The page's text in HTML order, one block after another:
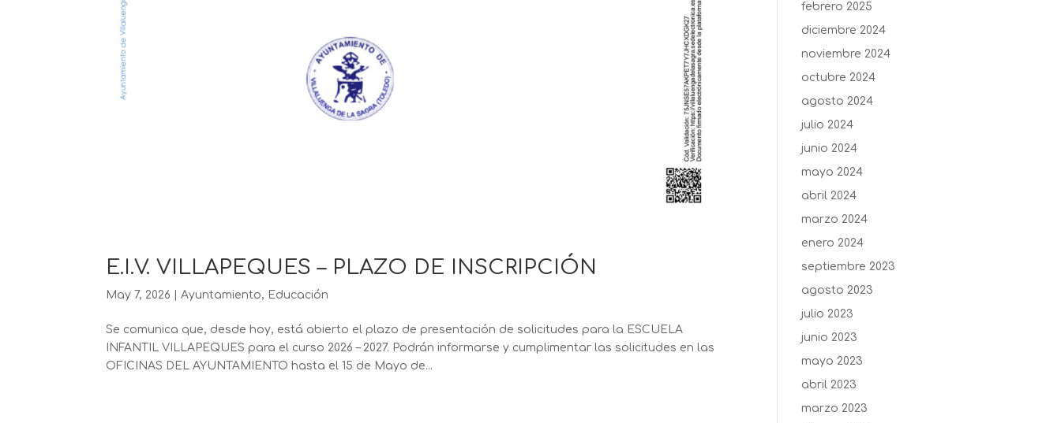
E.I.V. VILLAPEQUES – PLAZO DE INSCRIPCIÓN
May 7, 2026 |Ayuntamiento, Educación
Se comunica que, desde hoy, está abierto el plazo de presentación de solicitudes para la ESCUELA
INFANTIL VILLAPEQUES para el curso 2026 – 2027. Podrán informarse y cumplimentar las solicitudes en las
OFICINAS DEL AYUNTAMIENTO hasta el 15 de Mayo de...
febrero 2025
diciembre 2024
noviembre 2024
octubre 2024
agosto 2024
julio 2024
junio 2024
mayo 2024
abril 2024
marzo 2024
enero 2024
septiembre 2023
agosto 2023
julio 2023
junio 2023
mayo 2023
abril 2023
marzo 2023